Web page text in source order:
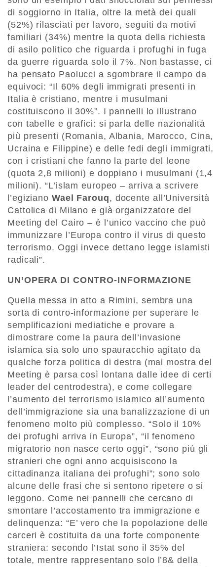
di soggiorno in Italia, oltre la metà dei quali
(52%) rilasciati per lavoro, seguiti da motivi
familiari (34%) mentre la quota della richiesta
di asilo politico che riguarda i profughi in fuga
da guerre riguarda solo il 7%. Non bastasse, ci
ha pensato Paolucci a sgombrare il campo da
equivoci: “Il 60% degli immigrati presenti in
Italia è cristiano, mentre i musulmani
costituiscono il 30%”. I pannelli lo illustrano
con tabelle e grafici: si parla delle nazionalità
più presenti (Romania, Albania, Marocco, Cina,
Ucraina e Filippine) e delle fedi degli immigrati,
con i cristiani che fanno la parte del leone
(quota 2,8 milioni) e doppiano i musulmani (1,4
milioni). “L’islam europeo – arriva a scrivere
l’egiziano Wael Farouq, docente all’Università
Cattolica di Milano e già organizzatore del
Meeting del Cairo – è l’unico vaccino che può
immunizzare l’Europa contro il virus di questo
terrorismo. Oggi invece dettano legge islamisti
radicali”.
UN’OPERA DI CONTRO-INFORMAZIONE
Quella messa in atto a Rimini, sembra una
sorta di contro-informazione per superare le
semplificazioni mediatiche e provare a
dimostrare come la paura dell’invasione
islamica sia solo uno spauracchio agitato da
qualche forza politica di destra (mai mostra del
Meeting è parsa così lontana dalle idee di certi
leader del centrodestra), e come collegare
l’aumento del terrorismo islamico all’aumento
dell’immigrazione sia una banalizzazione di un
fenomeno molto più complesso. “Solo il 10%
dei profughi arriva in Europa”, “il fenomeno
migratorio non nasce certo oggi”, “sono più gli
stranieri che ogni anno acquisiscono la
cittadinanza italiana dei profughi”; sono solo
alcune delle frasi che si sentono ripetere o si
leggono. Come nei pannelli che cercano di
smontare l’accostamento tra immigrazione e
delinquenza: “E’ vero che la popolazione delle
carceri è costituita da una forte componente
straniera: secondo l’Istat sono il 35% del
totale, mentre rappresentano solo l’8& della